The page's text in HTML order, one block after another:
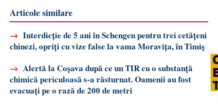
Articole similare
→ Interdicție de 5 ani în Schengen pentru trei cetățeni
chinezi, opriți cu vize false la vama Moravița, în Timiș
→ Alertă la Coșava după ce un TIR cu o substanță
chimică periculoasă s-a răsturnat. Oamenii au fost
evacuați pe o rază de 200 de metri